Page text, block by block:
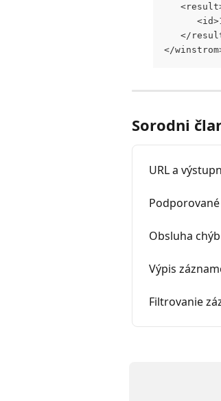
</
</
Sorodni
URL a
Obsluha chýb
Výpis
Filtrovanie